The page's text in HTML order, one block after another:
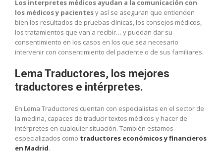
Los interpretes médicos ayudan a la comunicación con
los médicos y pacientesy así se aseguran que entienden
bien los resultados de pruebas clínicas, los consejos médicos,
los tratamientos que van a recibir… y puedan dar su
consentimiento en los casos en los que sea necesario
intervenir con consentimiento del paciente o de sus familiares.
Lema Traductores, los mejores
traductores e intérpretes.
En Lema Traductores cuentan con especialistas en el sector de
la medina, capaces de traducir textos médicos y hacer de
intérpretes en cualquier situación. También estamos
especializados como traductores económicos y financieros
en Madrid.